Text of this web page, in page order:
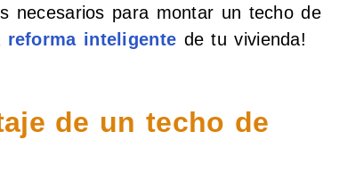
necesarios para montar un techo de
reforma inteligente de tu vivienda!
de un techo de